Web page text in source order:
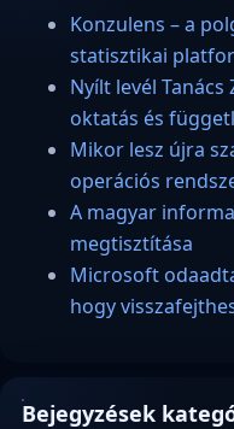
Konzulens – a
statisztikai
Nyílt levél
oktatás és
Mikor lesz újra
operációs
A magyar
megtisztítása
Microsoft
hogy
Bejegyzések